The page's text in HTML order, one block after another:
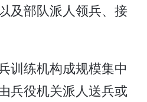
及部队派人领兵、接
训练机构成规模集中
兵役机关派人送兵或